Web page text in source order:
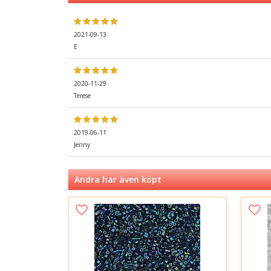
2021-09-13
E
2020-11-29
Terese
2019-06-11
Jenny
Andra har även köpt